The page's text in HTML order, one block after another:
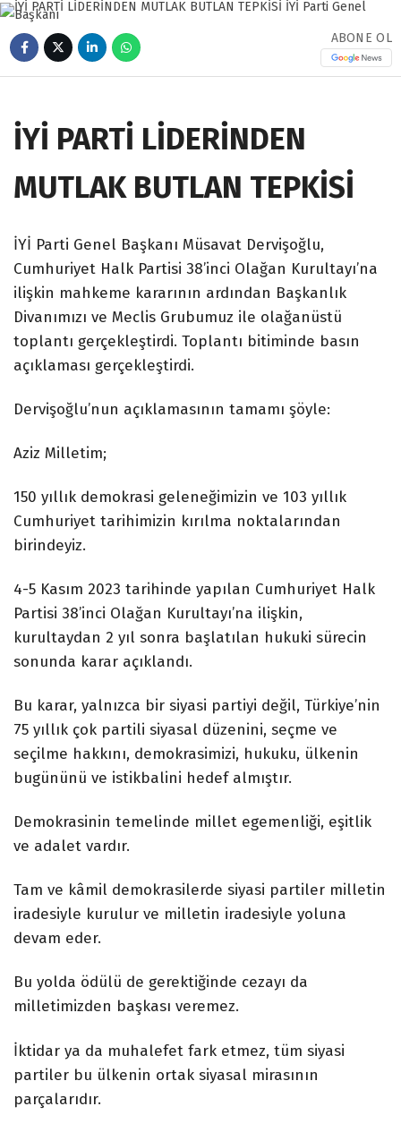
ABONE OL
İYİ PARTİ LİDERİNDEN
MUTLAK BUTLAN TEPKİSİ
İYİ Parti Genel Başkanı Müsavat Dervişoğlu,
Cumhuriyet Halk Partisi 38’inci Olağan Kurultayı’na
ilişkin mahkeme kararının ardından Başkanlık
Divanımızı ve Meclis Grubumuz ile olağanüstü
toplantı gerçekleştirdi. Toplantı bitiminde basın
açıklaması gerçekleştirdi.
Dervişoğlu’nun açıklamasının tamamı şöyle:
Aziz Milletim;
150 yıllık demokrasi geleneğimizin ve 103 yıllık
Cumhuriyet tarihimizin kırılma noktalarından
birindeyiz.
4-5 Kasım 2023 tarihinde yapılan Cumhuriyet Halk
Partisi 38’inci Olağan Kurultayı’na ilişkin,
kurultaydan 2 yıl sonra başlatılan hukuki sürecin
sonunda karar açıklandı.
Bu karar, yalnızca bir siyasi partiyi değil, Türkiye’nin
75 yıllık çok partili siyasal düzenini, seçme ve
seçilme hakkını, demokrasimizi, hukuku, ülkenin
bugününü ve istikbalini hedef almıştır.
Demokrasinin temelinde millet egemenliği, eşitlik
ve adalet vardır.
Tam ve kâmil demokrasilerde siyasi partiler milletin
iradesiyle kurulur ve milletin iradesiyle yoluna
devam eder.
Bu yolda ödülü de gerektiğinde cezayı da
milletimizden başkası veremez.
İktidar ya da muhalefet fark etmez, tüm siyasi
partiler bu ülkenin ortak siyasal mirasının
parçalarıdır.